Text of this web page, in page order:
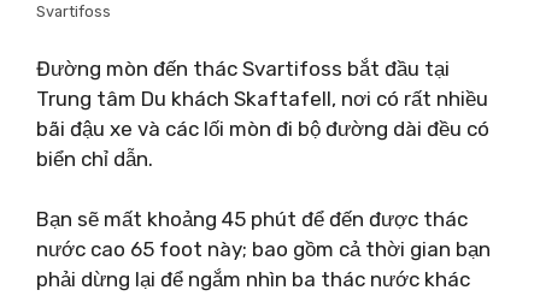
Svartifoss
Đường mòn đến thác Svartifoss bắt đầu tại
Trung tâm Du khách Skaftafell, nơi có rất nhiều
bãi đậu xe và các lối mòn đi bộ đường dài đều có
biển chỉ dẫn.
Bạn sẽ mất khoảng 45 phút để đến được thác
nước cao 65 foot này; bao gồm cả thời gian bạn
phải dừng lại để ngắm nhìn ba thác nước khác